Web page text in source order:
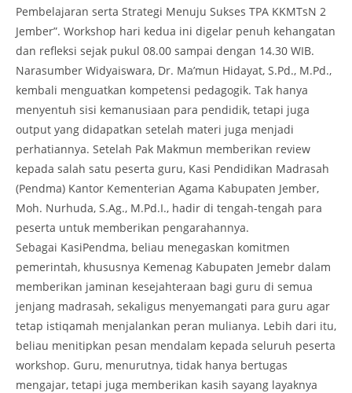
Pembelajaran serta Strategi Menuju Sukses TPA KKMTsN 2
Jember”. Workshop hari kedua ini digelar penuh kehangatan
dan refleksi sejak pukul 08.00 sampai dengan 14.30 WIB.
Narasumber Widyaiswara, Dr. Ma’mun Hidayat, S.Pd., M.Pd.,
kembali menguatkan kompetensi pedagogik. Tak hanya
menyentuh sisi kemanusiaan para pendidik, tetapi juga
output yang didapatkan setelah materi juga menjadi
perhatiannya. Setelah Pak Makmun memberikan review
kepada salah satu peserta guru, Kasi Pendidikan Madrasah
(Pendma) Kantor Kementerian Agama Kabupaten Jember,
Moh. Nurhuda, S.Ag., M.Pd.I., hadir di tengah-tengah para
peserta untuk memberikan pengarahannya.
Sebagai KasiPendma, beliau menegaskan komitmen
pemerintah, khususnya Kemenag Kabupaten Jemebr dalam
memberikan jaminan kesejahteraan bagi guru di semua
jenjang madrasah, sekaligus menyemangati para guru agar
tetap istiqamah menjalankan peran mulianya. Lebih dari itu,
beliau menitipkan pesan mendalam kepada seluruh peserta
workshop. Guru, menurutnya, tidak hanya bertugas
mengajar, tetapi juga memberikan kasih sayang layaknya